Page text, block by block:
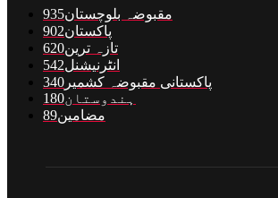
مقبوضہ بلوچستان935
پاکستان902
تازہ ترین620
انٹرنیشنل542
پاکستانی مقبوضہ کشمیر 340
ہندوستان180
مضامین89